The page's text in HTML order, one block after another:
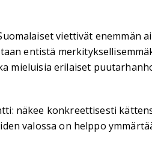
viettivät enemmän
entistä
mieluisia erilaiset
näkee konkreettisesti
valossa on helppo